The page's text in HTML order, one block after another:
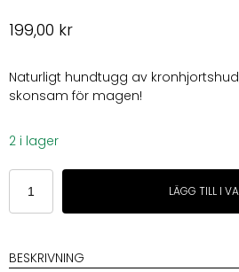
199,00 kr
Naturligt hundtugg av
skonsam för magen!
2 i lager
Ozami
Kronhjort
21cm
LÄGG TILL I
BESKRIVNING